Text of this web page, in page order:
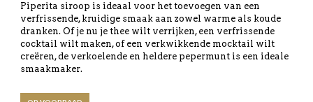
Piperita siroop is ideaal voor het toevoegen van een
verfrissende, kruidige smaak aan zowel warme als koude
dranken. Of je nu je thee wilt verrijken, een verfrissende
cocktail wilt maken, of een verkwikkende mocktail wilt
creëren, de verkoelende en heldere pepermunt is een ideale
smaakmaker.